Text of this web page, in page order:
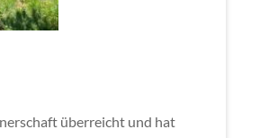
überreicht und hat